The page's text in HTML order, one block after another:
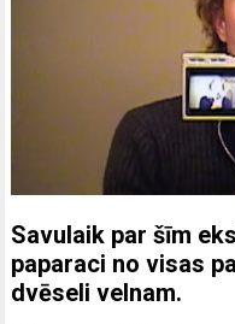
Savulaik par šīm
paparaci no visas
dvēseli velnam.